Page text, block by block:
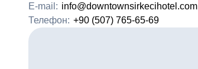
E-mail: info@downtownsirkecihotel.com
Телефон: +90 (507) 765-65-69